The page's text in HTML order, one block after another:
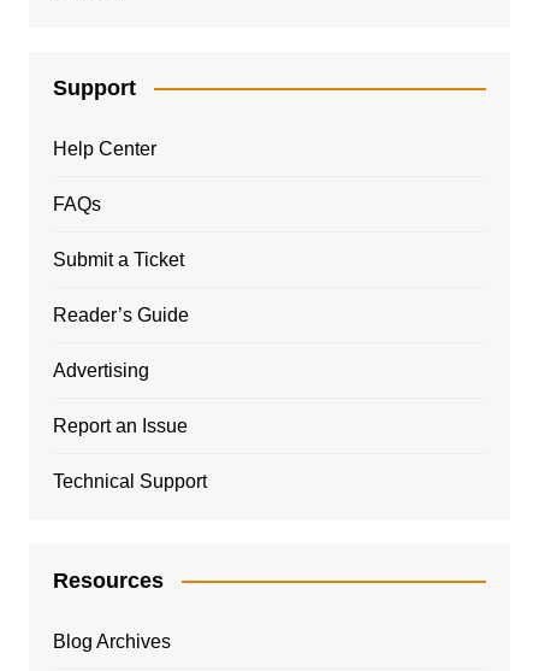
Support
Help Center
FAQs
Submit a Ticket
Reader’s Guide
Advertising
Report an Issue
Technical Support
Resources
Blog Archives